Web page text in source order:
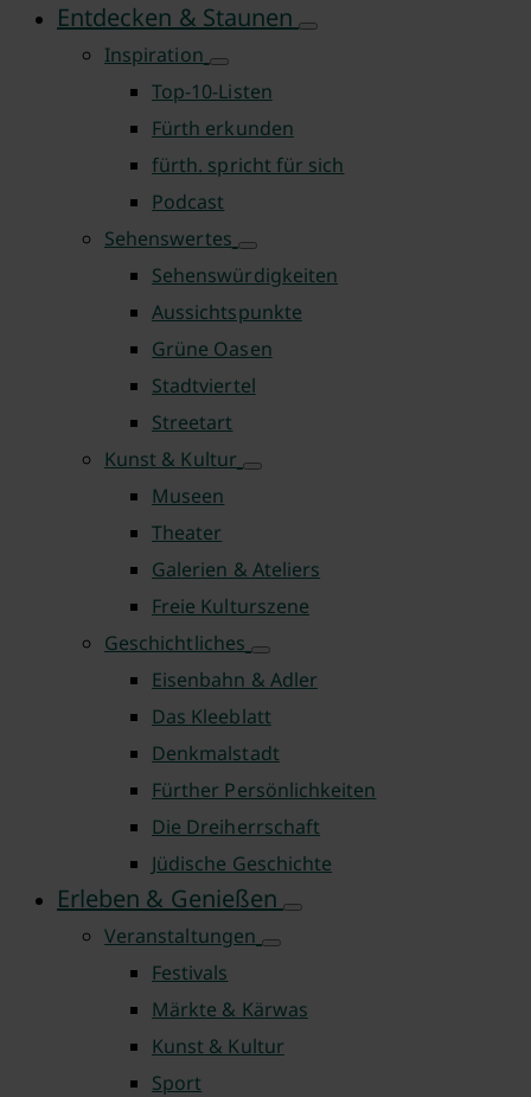
Entdecken & Staunen
Inspiration
Top-10-Listen
Fürth erkunden
fürth. spricht für sich
Podcast
Sehenswertes
Sehenswürdigkeiten
Aussichtspunkte
Grüne Oasen
Stadtviertel
Streetart
Kunst & Kultur
Museen
Theater
Galerien & Ateliers
Freie Kulturszene
Geschichtliches
Eisenbahn & Adler
Das Kleeblatt
Denkmalstadt
Fürther Persönlichkeiten
Die Dreiherrschaft
Jüdische Geschichte
Erleben & Genießen
Veranstaltungen
Festivals
Märkte & Kärwas
Kunst & Kultur
Sport